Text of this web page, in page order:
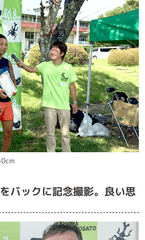
バックに記念撮影。良い思